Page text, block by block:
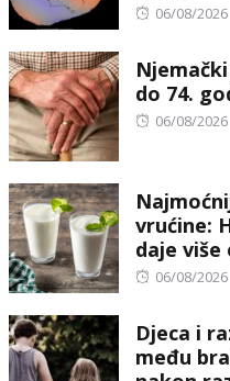
Posted
06/08/2026
do 74.
Posted
06/08/2026
vrućine:
daje više
Posted
06/08/2026
Djeca i
među